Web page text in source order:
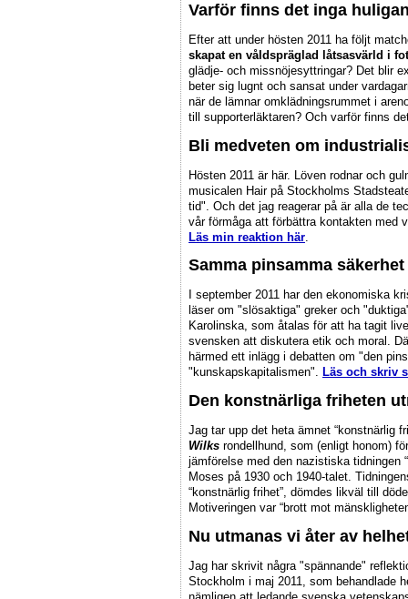
Varför finns det inga
Efter att under hösten 2011 ha följt
skapat en våldspräglad låtsasvärld i
glädje- och missnöjesyttringar? Det blir
beter sig lugnt och sansat under
när de lämnar omklädningsrummet i
till supporterläktaren? Och varför finns
Bli medveten om
Hösten 2011 är här. Löven rodnar och
musicalen Hair på Stockholms
tid". Och det jag reagerar på är alla de
vår förmåga att förbättra kontakten med
Läs min reaktion här
Samma pinsamma säkerhet
I september 2011 har den ekonomiska
läser om "slösaktiga" greker och
Karolinska, som åtalas för att ha tagit
svensken att diskutera etik och moral.
härmed ett inlägg i debatten om "den
"kunskapskapitalismen". Läs och skriv
Den konstnärliga friheten
Jag tar upp det heta ämnet “konstnärlig
Wilks rondellhund, som (enligt honom)
jämförelse med den nazistiska tidningen
Moses på 1930 och 1940-talet.
“konstnärlig frihet”, dömdes likväl till
Motiveringen var “brott mot
Nu utmanas vi åter av
Jag har skrivit några "spännande"
Stockholm i maj 2011, som behandlade